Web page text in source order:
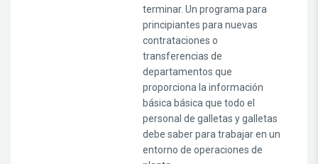
terminar. Un programa para
principiantes para nuevas
contrataciones o
transferencias de
departamentos que
proporciona la información
básica básica que todo el
personal de galletas y galletas
debe saber para trabajar en un
entorno de operaciones de